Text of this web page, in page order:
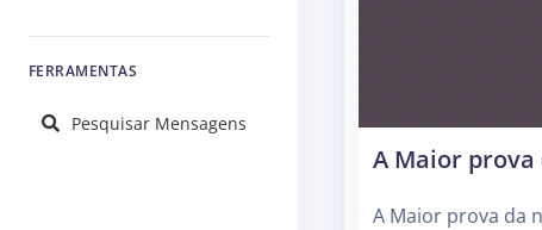
FERRAMENTAS
Pesquisar Mensagens
A Maior
A Maior prova da